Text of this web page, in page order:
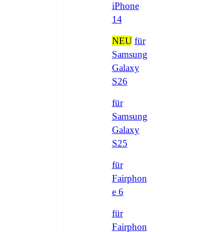
iPhone
14
NEU für
Samsung
Galaxy
S26
für
Samsung
Galaxy
S25
für
Fairphon
e 6
für
Fairphon